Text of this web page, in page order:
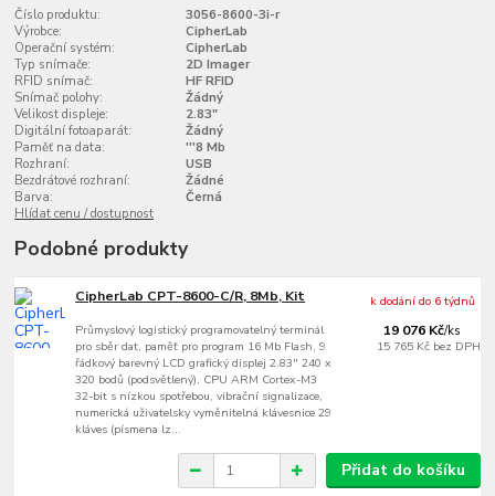
Číslo produktu:
3056-8600-3i-r
Výrobce:
CipherLab
Operační systém:
CipherLab
Typ snímače:
2D Imager
RFID snímač:
HF RFID
Snímač polohy:
Žádný
Velikost displeje:
2.83"
Digitální fotoaparát:
Žádný
Paměť na data:
'''8 Mb
Rozhraní:
USB
Bezdrátové rozhraní:
Žádné
Barva:
Černá
Hlídat cenu / dostupnost
Podobné produkty
CipherLab CPT-8600-C/R, 8Mb, Kit
Průmyslový logistický programovatelný terminál
pro sběr dat, paměť pro program 16 Mb Flash, 9
řádkový barevný LCD grafický displej 2.83" 240 x
320 bodů (podsvětlený), CPU ARM Cortex-M3
32-bit s nízkou spotřebou, vibrační signalizace,
numerická uživatelsky vyměnitelná klávesnice 29
kláves (písmena lz...
19 076 Kč/ks
15 765 Kč bez DPH
k dodání do 6 týdnů
Přidat do košíku